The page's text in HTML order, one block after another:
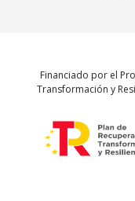
Financiado por el
Transformación y